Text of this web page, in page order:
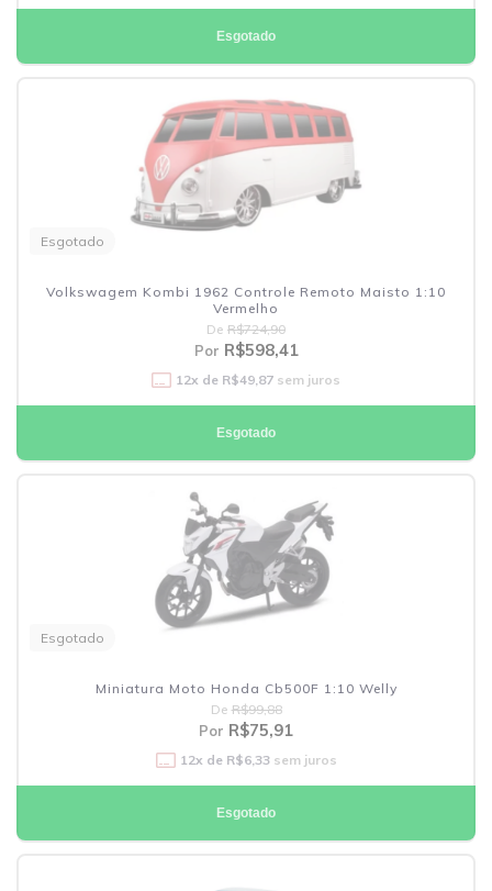
Esgotado
Esgotado
Volkswagem Kombi 1962 Controle Remoto Maisto 1:10
Vermelho
De R$724,90
Por R$598,41
12x de R$49,87 sem juros
Esgotado
Esgotado
Miniatura Moto Honda Cb500F 1:10 Welly
De R$99,88
Por R$75,91
12x de R$6,33sem juros
Esgotado